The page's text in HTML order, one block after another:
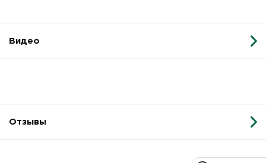
Видео
Отзывы